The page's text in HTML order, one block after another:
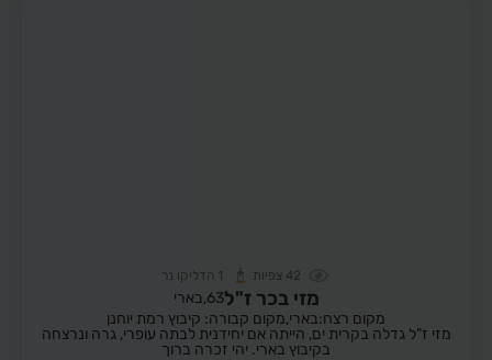
42 צפיות 1 הדליקו נר
מזי בכר ז"ל63, בארי
מקום רצח:בארי,מקום קבורה: קיבוץ רמת יוחנן
מזי ז"ל גדלה בקרית ים, הייתה אם יחידנית לבתה עופרי, גרה ונרצחה
בקיבוץ בארי. יהי זכרה ברוך